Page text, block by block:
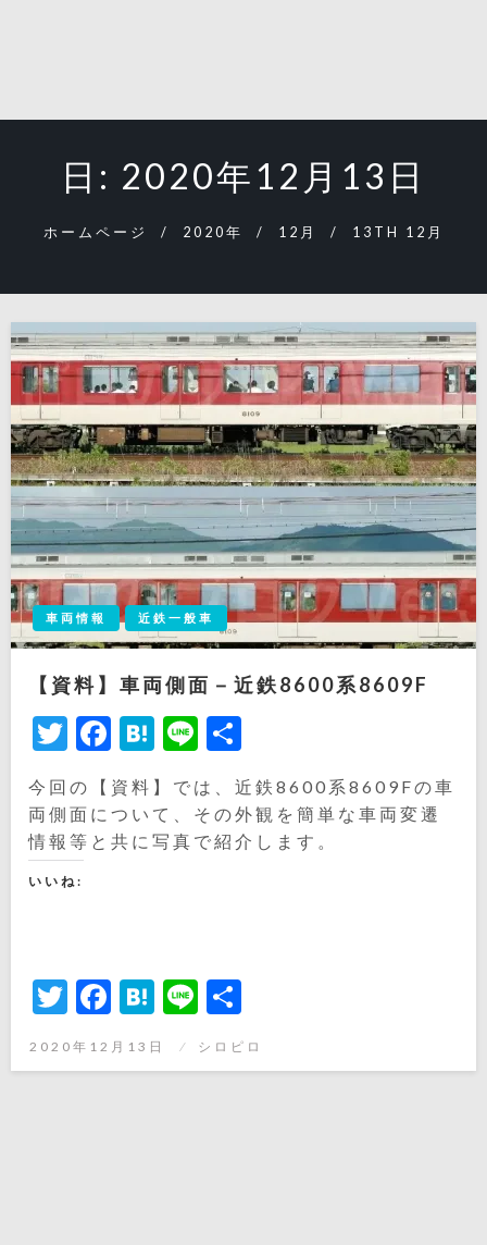
日: 2020年12月13日
ホームページ 2020年 12月 13TH 12月
車両情報 近鉄一般車
【資料】車両側面－近鉄8600系8609F
Twitter
Facebook
Hatena
Line
有
今回の【資料】では、近鉄8600系8609Fの車
両側面について、その外観を簡単な車両変遷
情報等と共に写真で紹介します。
いいね:
Twitter
Facebook
Hatena
Line
有
投
日:
2020年12月13日 シロピロ